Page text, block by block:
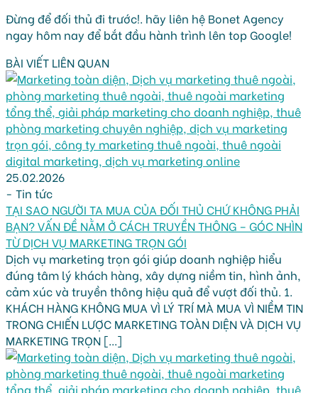
Đừng để đối thủ đi trước!. hãy liên hệ Bonet Agency
ngay hôm nay để bắt đầu hành trình lên top Google!
BÀI VIẾT LIÊN QUAN
25.02.2026
- Tin tức
TẠI SAO NGƯỜI TA MUA CỦA ĐỐI THỦ CHỨ KHÔNG PHẢI
BẠN? VẤN ĐỀ NẰM Ở CÁCH TRUYỀN THÔNG – GÓC NHÌN
TỪ DỊCH VỤ MARKETING TRỌN GÓI
Dịch vụ marketing trọn gói giúp doanh nghiệp hiểu
đúng tâm lý khách hàng, xây dựng niềm tin, hình ảnh,
cảm xúc và truyền thông hiệu quả để vượt đối thủ. 1.
KHÁCH HÀNG KHÔNG MUA VÌ LÝ TRÍ MÀ MUA VÌ NIỀM TIN
TRONG CHIẾN LƯỢC MARKETING TOÀN DIỆN VÀ DỊCH VỤ
MARKETING TRỌN [...]